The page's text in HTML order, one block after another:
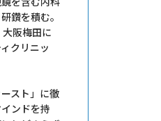
鑽を積む。
阪梅田に
クリニッ
ースト」に徹
ンドを持